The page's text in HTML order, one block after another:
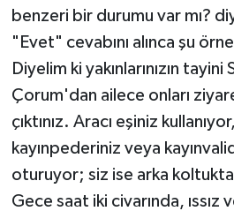
benzeri bir durumu var mı?
"Evet" cevabını alınca şu
Diyelim ki yakınlarınızın
Çorum'dan ailece onları
çıktınız. Aracı eşiniz
kayınpederiniz veya
oturuyor; siz ise arka
Gece saat iki civarında, ıssız